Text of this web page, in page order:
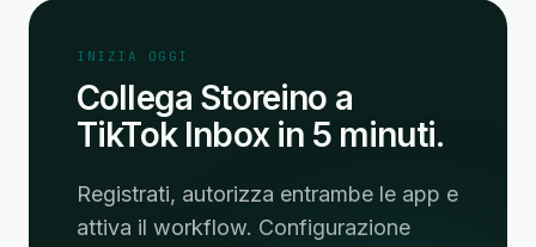
INIZIA OGGI
Collega Storeino a
TikTok Inbox in 5 minuti.
Registrati, autorizza entrambe le app e
attiva il workflow. Configurazione